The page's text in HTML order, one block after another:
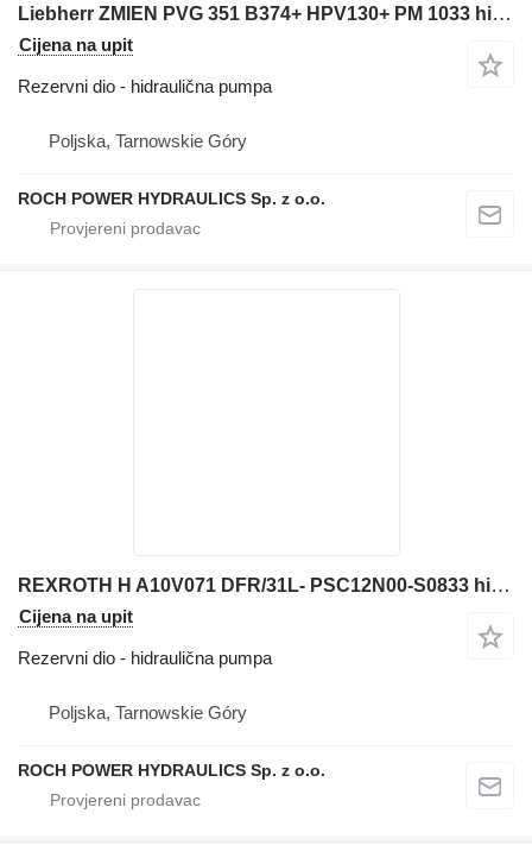
Liebherr ZMIEN PVG 351 B374+ HPV130+ PM 1033 hidraulična pumpa za Liebherr 634 utovarivača gusjeničara
Cijena na upit
Rezervni dio - hidraulična pumpa
Poljska, Tarnowskie Góry
ROCH POWER HYDRAULICS Sp. z o.o.
REXROTH H A10V071 DFR/31L- PSC12N00-S0833 hidraulična pumpa za Liebherr 564 2+2 prednjeg utovarivača
Cijena na upit
Rezervni dio - hidraulična pumpa
Poljska, Tarnowskie Góry
ROCH POWER HYDRAULICS Sp. z o.o.